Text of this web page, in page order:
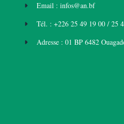
Email : infos@an.bf
Tél. : +226 25 49 19 00 / 25
Adresse : 01 BP 6482